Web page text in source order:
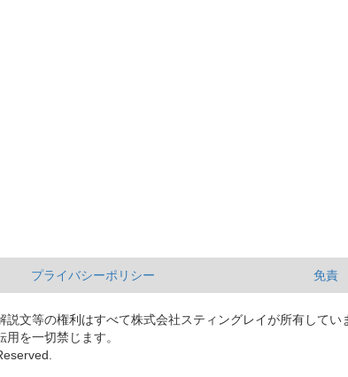
プライバシーポリシー 免責
文等の権利はすべて株式会社スティングレイが所有してい
を一切禁じます。